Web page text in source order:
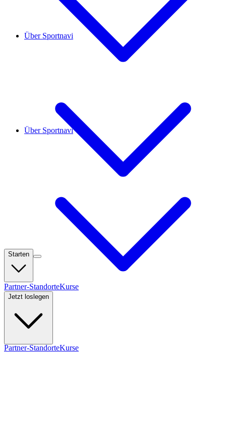
Über Sportnavi
Starten
Partner-StandorteKurse
Jetzt loslegen
Über Sportnavi
Partner-StandorteKurse